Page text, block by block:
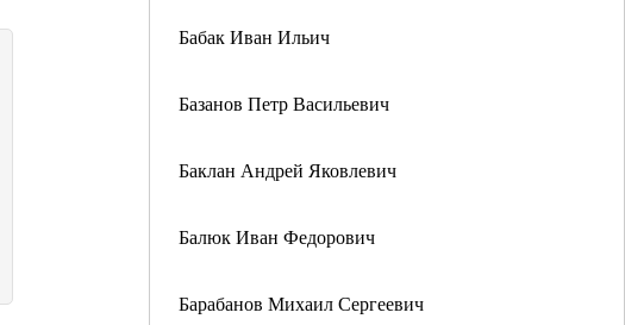
Бабак Иван Ильич
Базанов Петр Васильевич
Баклан Андрей Яковлевич
Балюк Иван Федорович
Барабанов Михаил Сергеевич